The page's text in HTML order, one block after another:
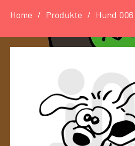
Home Produkte Hund 006